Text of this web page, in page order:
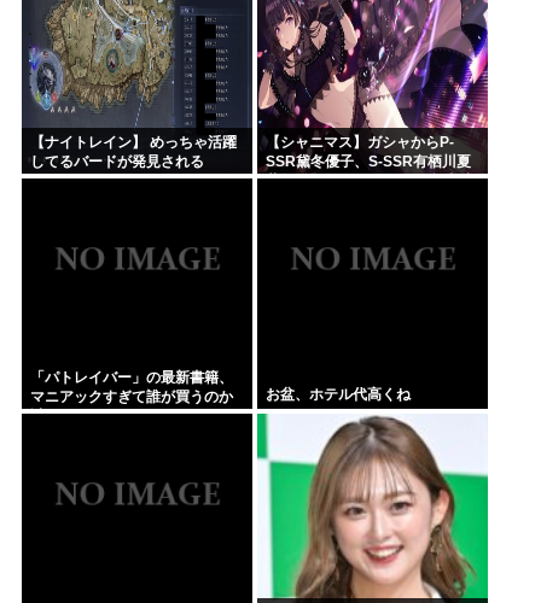
【ナイトレイン】 めっちゃ活躍
してるバードが発見される
【シャニマス】ガシャからP-
SSR黛冬優子、S-SSR有栖川夏
葉が登場！イベントS-SR福丸小
「パトレイバー」の最新書籍、
マニアックすぎて誰が買うのか
謎
お盆、ホテル代高くね